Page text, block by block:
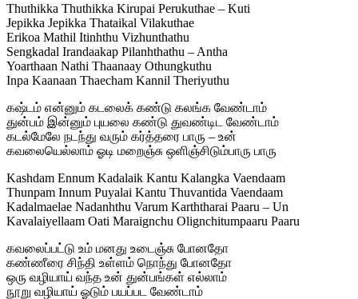
Thuthikka Thuthikka Kirupai Perukuthae – Kuti
Jepikka Jepikka Thataikal Vilakuthae
Erikoa Mathil Itinhthu Vizhunthathu
Sengkadal Irandaakap Pilanhthathu – Antha
Yoarthaan Nathi Thaanaay Othungkuthu
Inpa Kaanaan Thaecham Kannil Theriyuthu
கஷ்டம் என்னும் கடலைக் கண்டு கலங்க வேண்டாம்
துன்பம் இன்னும் புயலை கண்டு துவண்டிட வேண்டாம்
கடல்மேலே நடந்து வரும் கர்த்தரை பாரு – உன்
கவலையெல்லாம் ஓடி மறைஞ்சு ஒளிஞ்சிடும்பாரு பாரு
Kashdam Ennum Kadalaik Kantu Kalangka Vaendaam
Thunpam Innum Puyalai Kantu Thuvantida Vaendaam
Kadalmaelae Nadanhthu Varum Karththarai Paaru – Un
Kavalaiyellaam Oati Maraignchu Olignchitumpaaru Paaru
கவலைப்பட்டு உம் மனது உடைஞ்சு போனதோ
கண்ணீரை சிந்தி உள்ளம் நொந்து போனதோ
ஒரு வழியாய் வந்த உன் துன்பங்கள் எல்லாம்
நூறு வழியாய் ஓடும் பயப்பட வேண்டாம்